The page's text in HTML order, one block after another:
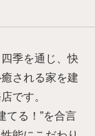
季を通じ、快
される家を建
です。
てる！”を合言